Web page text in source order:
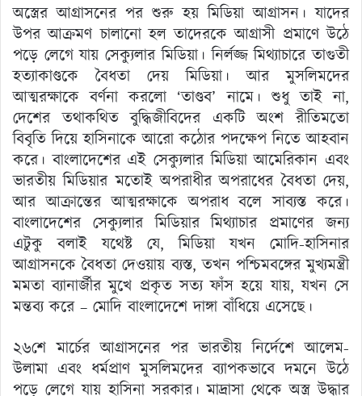
অস্ত্রের আগ্রাসনের পর শুরু হয় মিডিয়া আগ্রাসন। যাদের
উপর আক্রমণ চালানো হল তাদেরকে আগ্রাসী প্রমাণে উঠে
পড়ে লেগে যায় সেক্যুলার মিডিয়া। নির্লজ্জ মিথ্যাচারে তাগুতী
হত্যাকাণ্ডকে বৈধতা দেয় মিডিয়া। আর মুসলিমদের
আত্মরক্ষাকে বর্ণনা করলো ‘তাণ্ডব’ নামে। শুধু তাই না,
দেশের তথাকথিত বুদ্ধিজীবিদের একটি অংশ রীতিমতো
বিবৃতি দিয়ে হাসিনাকে আরো কঠোর পদক্ষেপ নিতে আহবান
করে। বাংলাদেশের এই সেক্যুলার মিডিয়া আমেরিকান এবং
ভারতীয় মিডিয়ার মতোই অপরাধীর অপরাধের বৈধতা দেয়,
আর আক্রান্তের আত্মরক্ষাকে অপরাধ বলে সাব্যস্ত করে।
বাংলাদেশের সেক্যুলার মিডিয়ার মিথ্যাচার প্রমাণের জন্য
এটুকু বলাই যথেষ্ট যে, মিডিয়া যখন মোদি-হাসিনার
আগ্রাসনকে বৈধতা দেওয়ায় ব্যস্ত, তখন পশ্চিমবঙ্গের মুখ্যমন্ত্রী
মমতা ব্যানার্জীর মুখে প্রকৃত সত্য ফাঁস হয়ে যায়, যখন সে
মন্তব্য করে – মোদি বাংলাদেশে দাঙ্গা বাঁধিয়ে এসেছে।
২৬শে মার্চের আগ্রাসনের পর ভারতীয় নির্দেশে আলেম-
উলামা এবং ধর্মপ্রাণ মুসলিমদের ব্যাপকভাবে দমনে উঠে
পড়ে লেগে যায় হাসিনা সরকার। মাদ্রাসা থেকে অস্ত্র উদ্ধার